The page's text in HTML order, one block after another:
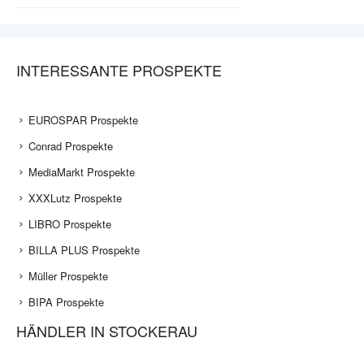
INTERESSANTE PROSPEKTE
EUROSPAR Prospekte
Conrad Prospekte
MediaMarkt Prospekte
XXXLutz Prospekte
LIBRO Prospekte
BILLA PLUS Prospekte
Müller Prospekte
BIPA Prospekte
HÄNDLER IN STOCKERAU